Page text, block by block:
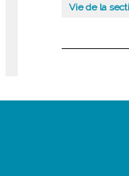
Vie de la